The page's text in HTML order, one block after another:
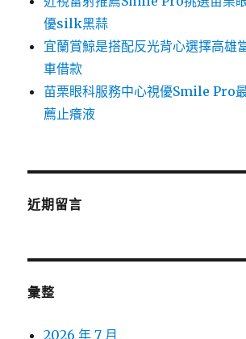
優silk黑蒜
宜蘭賞鯨是搭配反光背心選擇高雄
車借款
苗栗眼科服務中心視優Smile Pro
薦止癢液
近期留言
彙整
2026 年 7 月